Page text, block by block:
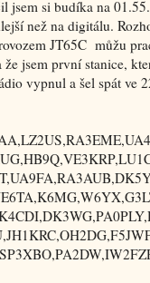
jsem si budíka na
než na digitálu.
JT65C můžu
jsem první stanice,
vypnul a šel spát ve